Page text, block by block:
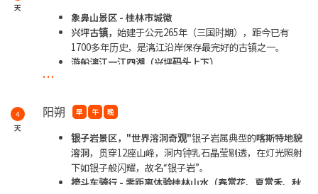
**夜宿于桂林喜来登饭店或同级 5 星
天
象鼻山景区 - 桂林市城徽
兴坪古镇， 始建于公元265年（三国时期），距今已有
1700多年历史，是漓江沿岸保存最完好的古镇之一。
游船漓江一江四湖（兴坪码头上下）
格。
**夜宿于阳朔新西街国际度假酒店同级 5 星
一江”为漓江，“四湖”为榕湖、桂湖、木龙湖、衫湖。是桂林环城
水系的重要组成部分。旅客可以乘坐船穿梭于这两江四湖当
湖岸风景优美，让人留连忘返，最特别是从两江进入四湖时因为
...
4
天
阳朔 早 午 晚
银子岩景区， "世界溶洞奇观"银子岩属典型的喀斯特地貌
溶洞，贯穿12座山峰，洞内钟乳石晶莹剔透，在灯光照射
下如银子般闪耀，故名“银子岩”。
挎斗车骑行 - 零距离体验桂林山水（春赏花、夏赏禾、秋